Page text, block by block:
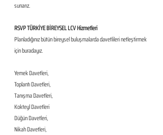
sunarız.
RSVP TÜRKİYE BİREYSEL LCV Hizmetleri
Planladığınız bütün bireysel buluşmalarda davetlileri netleştirmek
için buradayız.
Yemek Davetleri,
Toplantı Davetleri,
Tanışma Davetleri,
Kokteyl Davetleri
Düğün Davetleri,
Nikah Davetleri,